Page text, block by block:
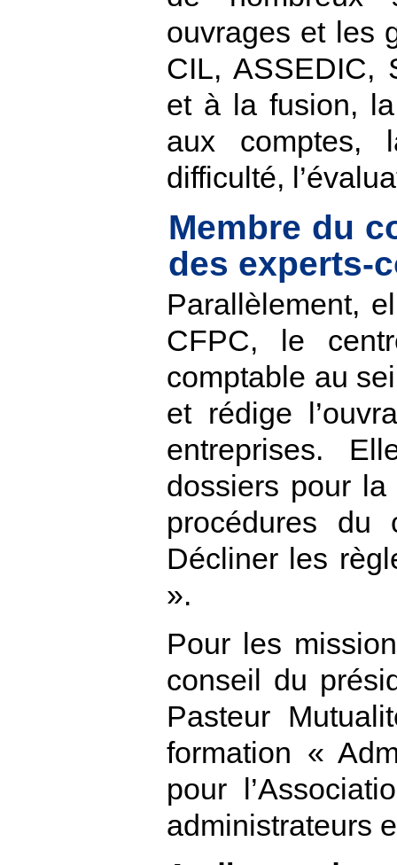
ouvrages et les
CIL, ASSEDIC,
et à la fusion, la
aux comptes,
difficulté,
Membre du
des experts-
Parallèlement,
CFPC, le
comptable au
et rédige
entreprises.
dossiers pour
procédures du
Décliner les
».
Pour les
conseil du
Pasteur
formation «
pour
administrateurs